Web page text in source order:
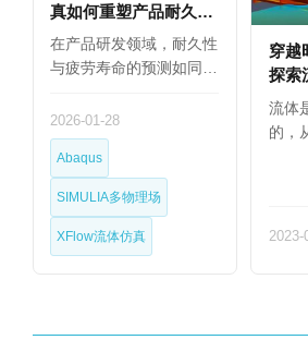
真如何重塑产品耐久性
与疲劳寿命的精准分析
在产品研发领域，耐久性
与疲劳寿命的预测如同
2026-01-28
Abaqus
SIMULIA多物理场
XFlow流体仿真
穿越
探索
流体
的，
2023-